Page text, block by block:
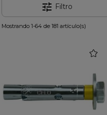
tune Filtro
Mostrando 1-64 de 181 artículo(s)